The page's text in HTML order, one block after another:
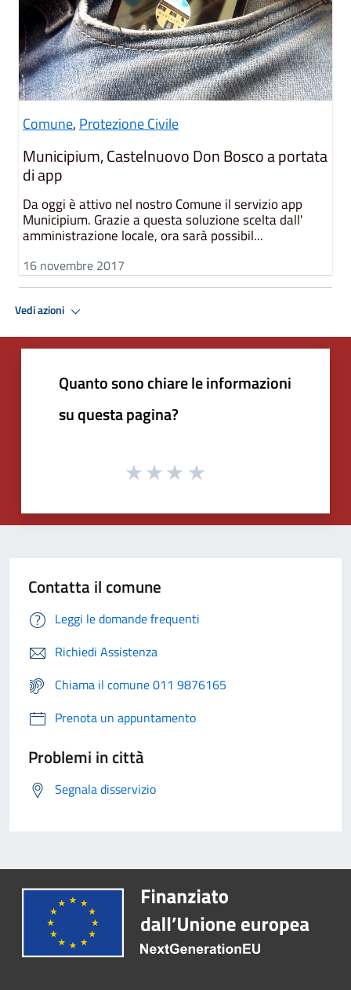
Comune, Protezione Civile
Municipium, Castelnuovo Don Bosco a portata
di app
Da oggi è attivo nel nostro Comune il servizio app
Municipium. Grazie a questa soluzione scelta dall'
amministrazione locale, ora sarà possibil...
16 novembre 2017
Vedi azioni
Quanto sono chiare le informazioni
su questa pagina?
Contatta il comune
Leggi le domande frequenti
Richiedi Assistenza
Chiama il comune 011 9876165
Prenota un appuntamento
Problemi in città
Segnala disservizio